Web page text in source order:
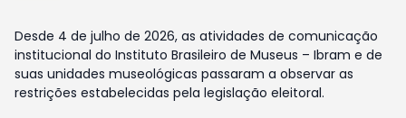
Desde 4 de julho de 2026, as atividades de comunicação
institucional do Instituto Brasileiro de Museus – Ibram e de
suas unidades museológicas passaram a observar as
restrições estabelecidas pela legislação eleitoral.